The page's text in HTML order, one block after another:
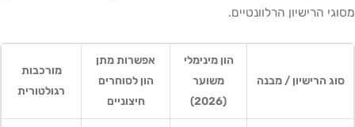
מסוגי הרישיון הרלוונטיים.
סוג הרישיון / מבנה
הון מינימלי
משוער
(2026)
אפשרות מתן
הון לסוחרים
חיצוניים
מורכבות
רגולטורית